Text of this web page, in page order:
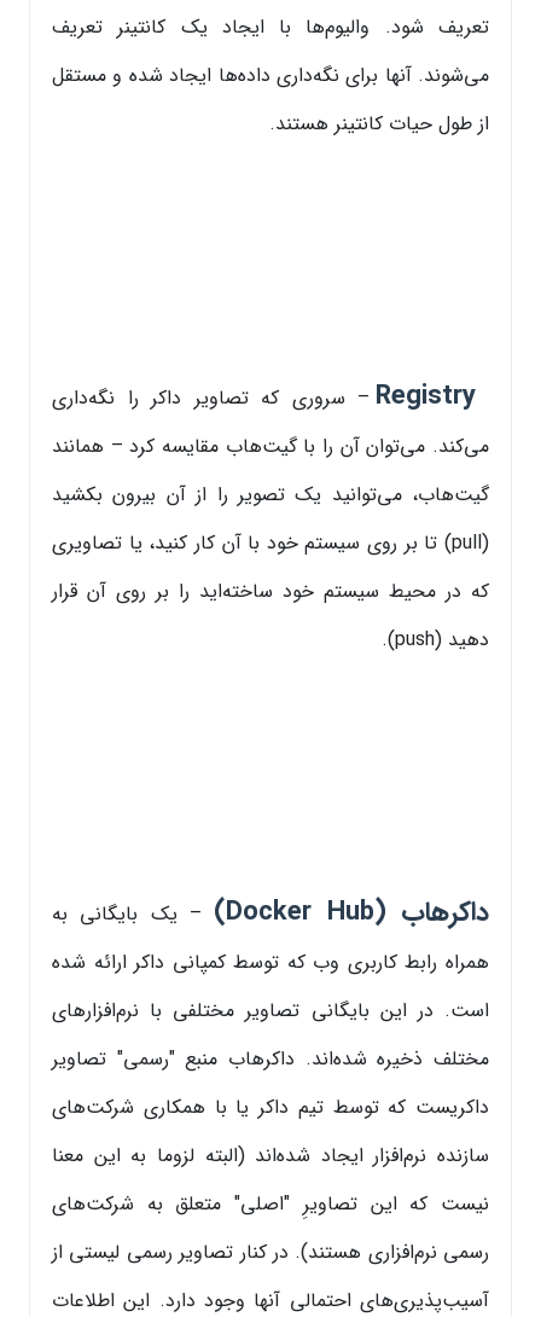
تعریف شود. والیوم‌ها با ایجاد یک کانتینر تعریف
می‌شوند. آنها برای نگه‌داری داده‌ها ایجاد شده و مستقل
از طول حیات کانتینر هستند.
Registry – سروری که تصاویر داکر را نگه‌داری
می‌کند. می‌توان آن را با گیت‌هاب مقایسه کرد – همانند
گیت‌هاب، می‌توانید یک تصویر را از آن بیرون بکشید
(pull) تا بر روی سیستم خود با آن کار کنید، یا تصاویری
که در محیط سیستم خود ساخته‌اید را بر روی آن قرار
دهید (push).
داکرهاب (Docker Hub)
– یک بایگانی به
همراه رابط کاربری وب که توسط کمپانی داکر ارائه شده
است. در این بایگانی تصاویر مختلفی با نرم‌افزارهای
مختلف ذخیره شده‌اند. داکرهاب منبع "رسمی" تصاویر
داکریست که توسط تیم داکر یا با همکاری شرکت‌های
سازنده نرم‌افزار ایجاد شده‌اند (البته لزوما به این معنا
نیست که این تصاویرِ "اصلی" متعلق به شرکت‌های
رسمی نرم‌افزاری هستند). در کنار تصاویر رسمی لیستی از
آسیب‌پذیری‌های احتمالی آنها وجود دارد. این اطلاعات